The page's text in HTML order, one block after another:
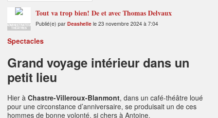
ADMINISTRATEUR
THÉÂTRES
Tout va trop bien! De et avec Thomas Delvaux
Publié(e) par Deashelle le 23 novembre 2024 à 7:04
Spectacles
Grand voyage intérieur dans un
petit lieu
Hier à Chastre-Villeroux-Blanmont, dans un café-théâtre loué
pour une circonstance d’anniversaire, se produisait un de ces
hommes de bonne volonté, si chers à Antoine.